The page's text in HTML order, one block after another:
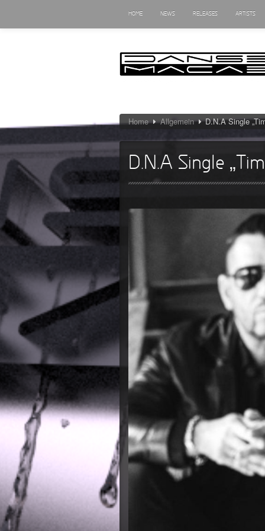
HOME NEWS RELEASES ARTISTS
Home Allgemein D.N.A Single
D.N.A Single